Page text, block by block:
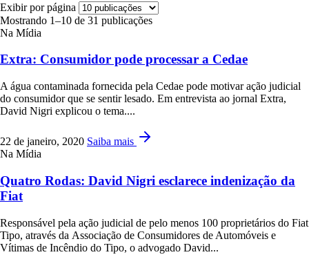
Exibir por página
Mostrando 1–10 de 31 publicações
Na Mídia
Extra: Consumidor pode processar a Cedae
A água contaminada fornecida pela Cedae pode motivar ação judicial
do consumidor que se sentir lesado. Em entrevista ao jornal Extra,
David Nigri explicou o tema....
22 de janeiro, 2020 Saiba mais
Na Mídia
Quatro Rodas: David Nigri esclarece indenização da
Fiat
Responsável pela ação judicial de pelo menos 100 proprietários do Fiat
Tipo, através da Associação de Consumidores de Automóveis e
Vítimas de Incêndio do Tipo, o advogado David...